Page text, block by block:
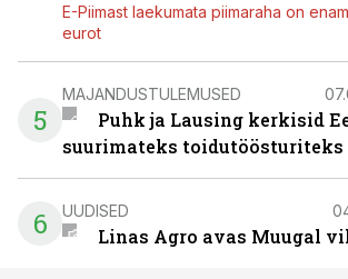
E-Piimast laekumata piimaraha on
eurot
5
MAJANDUSTULEMUSED
Puhk ja Lausing kerkisid
suurimateks toidutöösturiteks
6 UUDISED
Linas Agro avas Muugal